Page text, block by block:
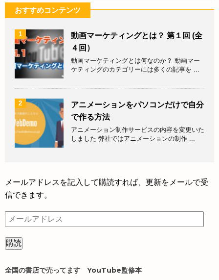
おすすめコンテンツ
1
動画マーケティングとは？ 第１回 (全
４回）
動画マーケティングとは何なのか？ 動画マー
ケティングのカテゴリーには多くの記事を ...
2
アニメーションをパソコンだけで自分
で作る方法
アニメーション制作サービスの内容を変更いた
しました 弊社ではアニメーションの制作 ...
メールアドレスを記入して購読すれば、更新をメールで受
信できます。
メ
ル
ド
全国の書店で売ってます YouTube監修本